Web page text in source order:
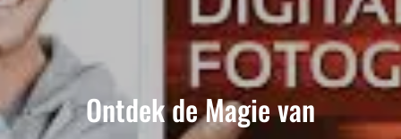
Ontdek de Magie van